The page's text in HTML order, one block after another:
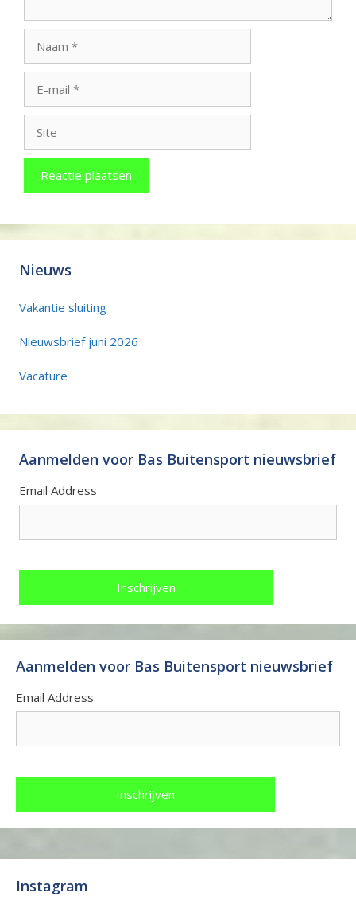
mail
Nieuws
Vakantie sluiting
Nieuwsbrief juni 2026
Vacature
Aanmelden voor Bas Buitensport nieuwsbrief
Email Address
Aanmelden voor Bas Buitensport nieuwsbrief
Email Address
Instagram